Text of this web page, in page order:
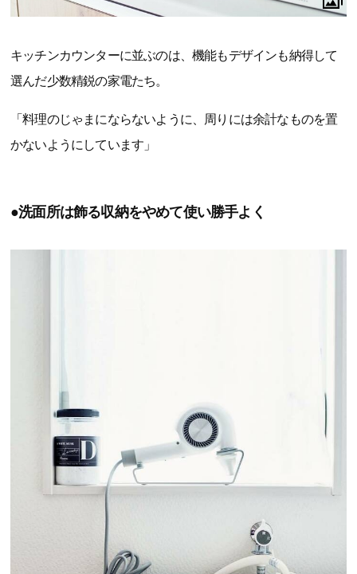
キッチンカウンターに並ぶのは、機能もデザインも納得して
選んだ少数精鋭の家電たち。
「料理のじゃまにならないように、周りには余計なものを置
かないようにしています」
●洗面所は飾る収納をやめて使い勝手よく